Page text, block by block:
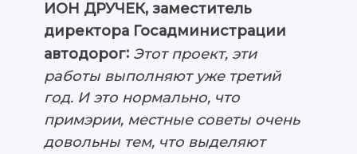
ИОН ДРУЧЕК, заместитель
директора Госадминистрации
автодорог: Этот проект, эти
работы выполняют уже третий
год. И это нормально, что
примэрии, местные советы очень
довольны тем, что выделяют